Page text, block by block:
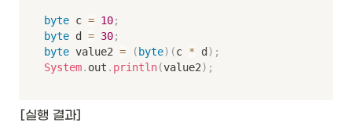
byte c = 10;
byte d = 30;
byte value2 = ( byte) (c * d ) ;
System. out . println(value2) ;
[실행 결과]